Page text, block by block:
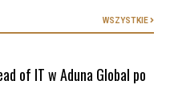
WSZYSTKIE
of IT w Aduna Global po